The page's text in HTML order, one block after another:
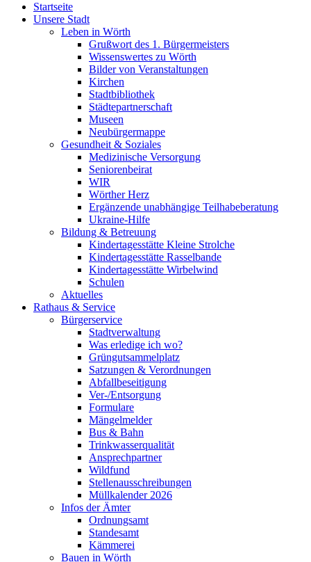
Startseite
Unsere Stadt
Leben in Wörth
Grußwort des 1. Bürgermeisters
Wissenswertes zu Wörth
Bilder von Veranstaltungen
Kirchen
Stadtbibliothek
Städtepartnerschaft
Museen
Neubürgermappe
Gesundheit & Soziales
Medizinische Versorgung
Seniorenbeirat
WIR
Wörther Herz
Ergänzende unabhängige Teilhabeberatung
Ukraine-Hilfe
Bildung & Betreuung
Kindertagesstätte Kleine Strolche
Kindertagesstätte Rasselbande
Kindertagesstätte Wirbelwind
Schulen
Aktuelles
Rathaus & Service
Bürgerservice
Stadtverwaltung
Was erledige ich wo?
Grüngutsammelplatz
Satzungen & Verordnungen
Abfallbeseitigung
Ver-/Entsorgung
Formulare
Mängelmelder
Bus & Bahn
Trinkwasserqualität
Ansprechpartner
Wildfund
Stellenausschreibungen
Müllkalender 2026
Infos der Ämter
Ordnungsamt
Standesamt
Kämmerei
Bauen in Wörth